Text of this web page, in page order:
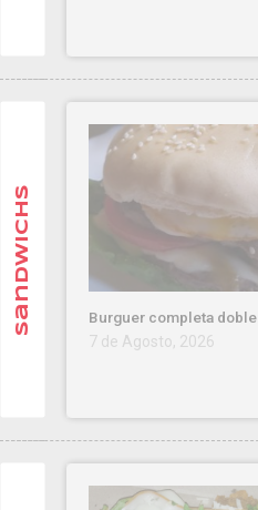
Sandwichs Burguer completa doble
7 de Agosto, 2026